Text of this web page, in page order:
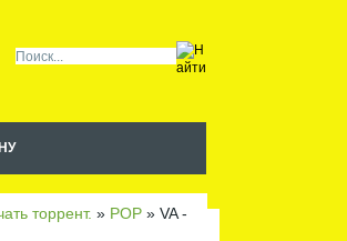
ие
торрент. » POP » VA -